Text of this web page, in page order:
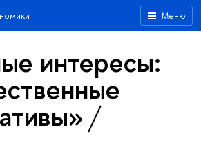
Меню
интересы: